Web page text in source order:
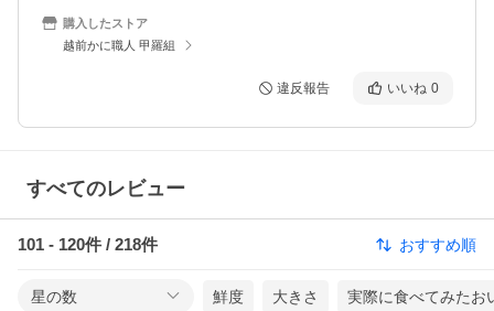
購入したストア
越前かに職人 甲羅組
違反報告 いいね 0
すべてのレビュー
101 - 120件 / 218件 おすすめ順
星の数 鮮度 大きさ 実際に食べてみたお